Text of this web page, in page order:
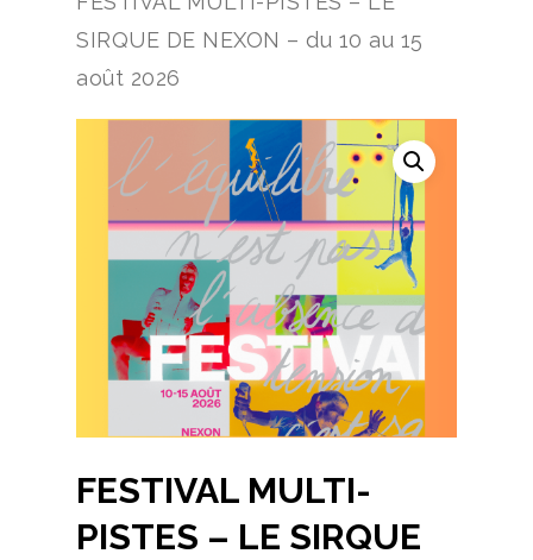
SIRQUE DE NEXON – du 10 au 15
août 2026
FESTIVAL MULTI-
PISTES – LE SIRQUE